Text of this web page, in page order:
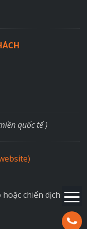
Hotline:
quốc tế )
chiến dịch